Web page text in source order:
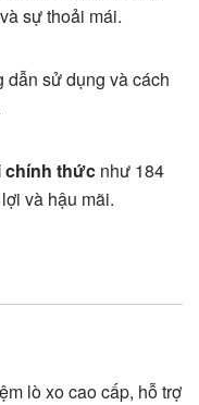
sự thoải mái.
dẫn sử dụng và cách
chính thức như 184
và hậu mãi.
lò xo cao cấp, hỗ trợ